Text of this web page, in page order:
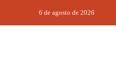
6 de agosto de 2026